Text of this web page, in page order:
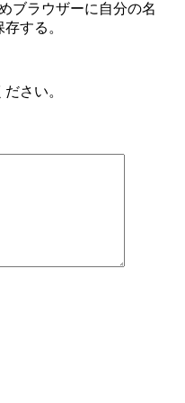
ブラウザーに自分の名
する。
さい。